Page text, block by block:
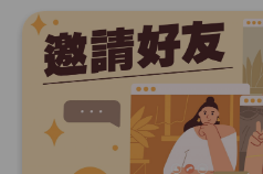
Round Lab 白
(到期日2027年
此商品最多可加
HKD$85
HKD$145